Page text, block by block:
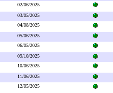
02/06/2025
03/05/2025
04/08/2025
05/06/2025
06/05/2025
09/10/2025
10/06/2025
11/06/2025
12/05/2025